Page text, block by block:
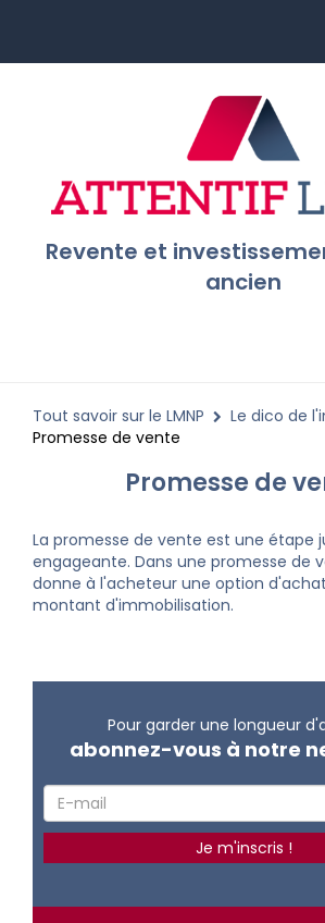
Revente et
ancien
Tout savoir sur le LMNP
Le dico de
Promesse de vente
Promesse de
La promesse de vente est une étape
engageante. Dans une promesse de
donne à l'acheteur une option
montant d'immobilisation.
Pour garder une longueur
abonnez-vous à notre